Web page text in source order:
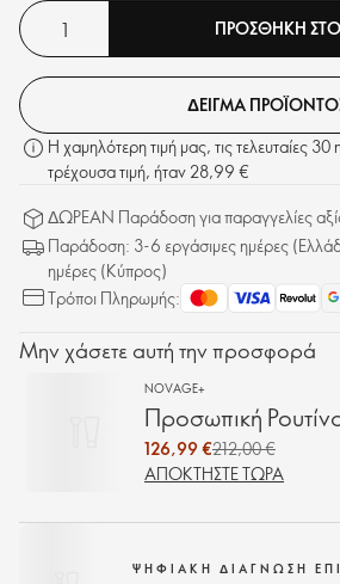
για φαρμακοκαλλυντική, ήπια απόδοση.
ΠΡΟΣΘΗΚΗ
ΔΕΙΓΜΑ
Η χαμηλότερη τιμή μας, τις τελευταίες
τρέχουσα τιμή, ήταν 28,99 €
ΔΩΡΕΑΝ Παράδοση για παραγγελίες
Παράδοση: 3-6 εργάσιμες ημέρες
ημέρες (Κύπρος)
Τρόποι Πληρωμής:
Μην χάσετε αυτή την προσφορά
NOVAGE+
Προσωπική
126,99 €212,00 €
ΑΠΟΚΤΉΣΤΕ ΤΏΡΑ
ΨΗΦΙΑΚΗ ΔΙΑΓΝΩΣΗ